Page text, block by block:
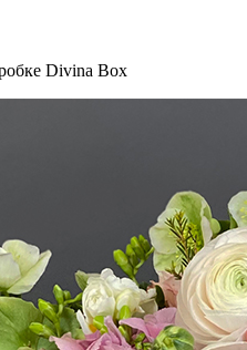
Divina Box